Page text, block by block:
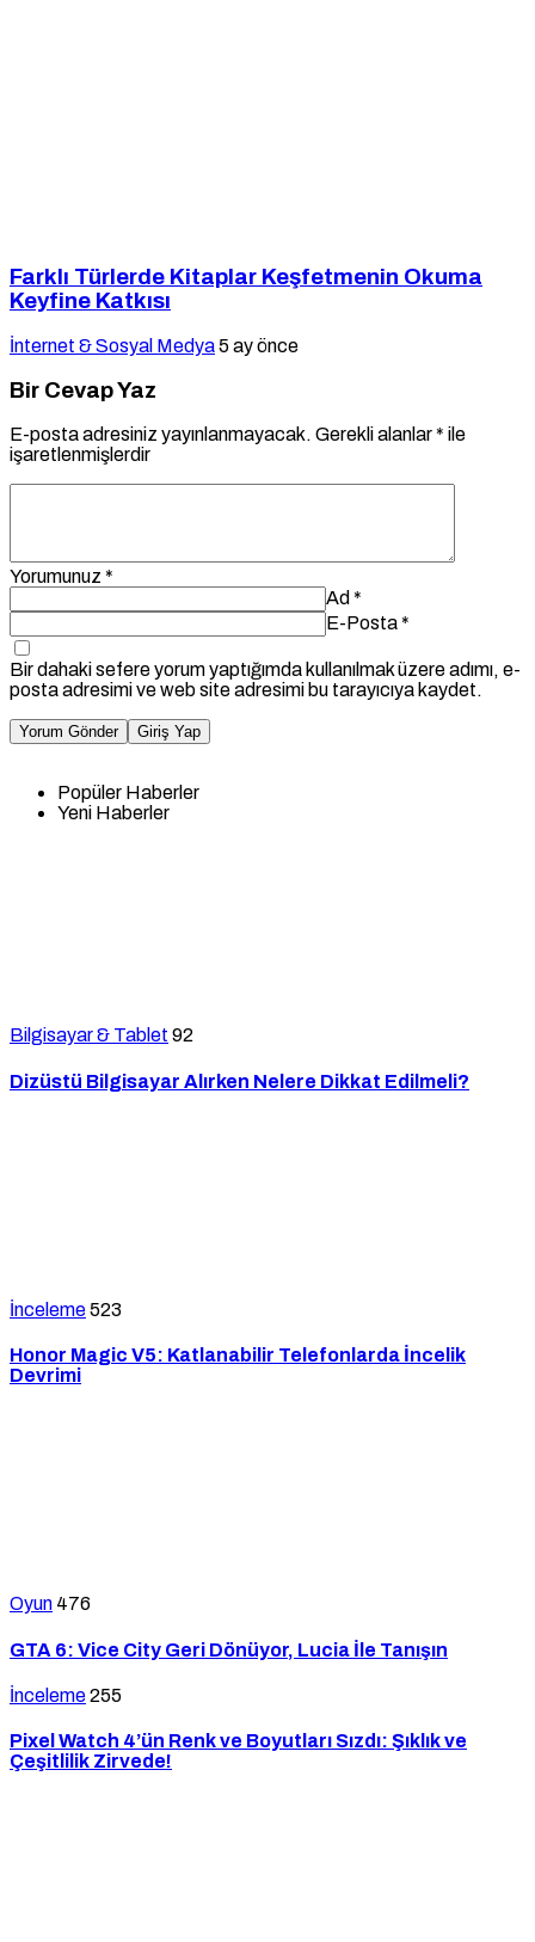
Farklı Türlerde Kitaplar Keşfetmenin Okuma
Keyfine Katkısı
İnternet & Sosyal Medya5 ay önce
Bir Cevap Yaz
E-posta adresiniz yayınlanmayacak. Gerekli alanlar* ile
işaretlenmişlerdir
Yorumunuz *
Ad *
E-Posta*
Bir dahaki sefere yorum yaptığımda kullanılmak üzere adımı, e-
posta adresimi ve web site adresimi bu tarayıcıya kaydet.
Yorum Gönder Giriş Yap
Popüler Haberler
Yeni Haberler
Bilgisayar & Tablet 92
Dizüstü Bilgisayar Alırken Nelere Dikkat Edilmeli?
İnceleme523
Honor Magic V5: Katlanabilir Telefonlarda İncelik
Devrimi
Oyun 476
GTA 6: Vice City Geri Dönüyor, Lucia İle Tanışın
İnceleme255
Pixel Watch 4’ün Renk ve Boyutları Sızdı: Şıklık ve
Çeşitlilik Zirvede!